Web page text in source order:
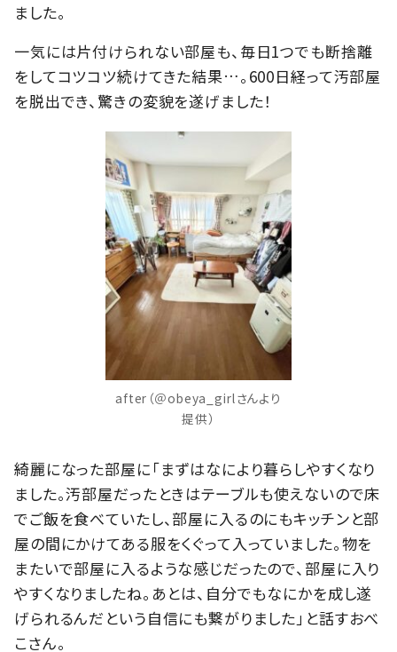
ました。
一気には片付けられない部屋も、毎日1つでも断捨離
をしてコツコツ続けてきた結果…。600日経って汚部屋
を脱出でき、驚きの変貌を遂げました！
after（＠obeya_girlさんより
提供）
綺麗になった部屋に「まずはなにより暮らしやすくなり
ました。汚部屋だったときはテーブルも使えないので床
でご飯を食べていたし、部屋に入るのにもキッチンと部
屋の間にかけてある服をくぐって入っていました。物を
またいで部屋に入るような感じだったので、部屋に入り
やすくなりましたね。あとは、自分でもなにかを成し遂
げられるんだという自信にも繋がりました」と話すおべ
こさん。